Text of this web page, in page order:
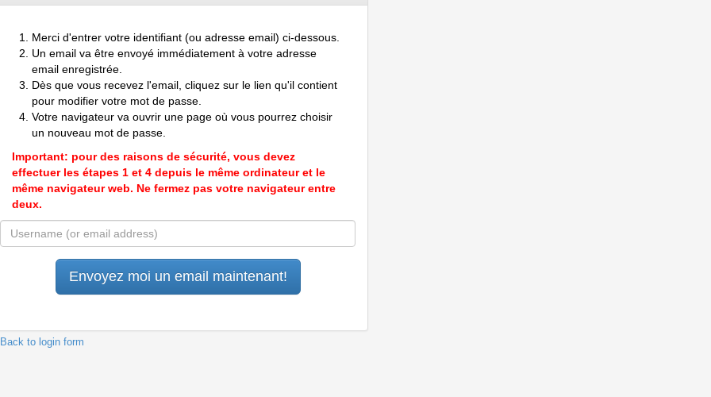
Merci d'entrer votre identifiant (ou adresse email) ci-dessous.
Un email va être envoyé immédiatement à votre adresse
email enregistrée.
Dès que vous recevez l'email, cliquez sur le lien qu'il contient
pour modifier votre mot de passe.
Votre navigateur va ouvrir une page où vous pourrez choisir
un nouveau mot de passe.
Important: pour des raisons de sécurité, vous devez
effectuer les étapes 1 et 4 depuis le même ordinateur et le
même navigateur web. Ne fermez pas votre navigateur entre
deux.
to login form